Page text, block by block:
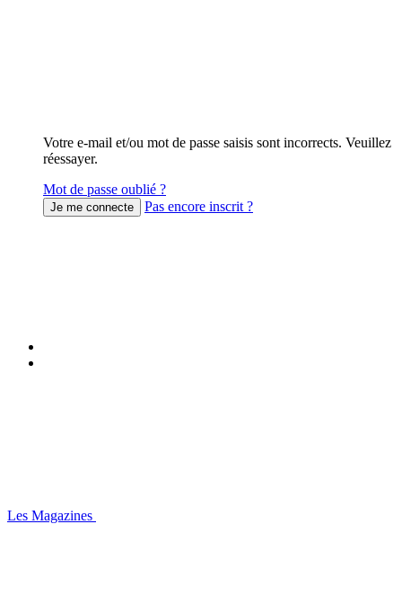
Votre e-mail et/ou mot de passe saisis sont incorrects. Veuillez
réessayer.
Mot de passe oublié ?
Pas encore inscrit ?
Les Magazines